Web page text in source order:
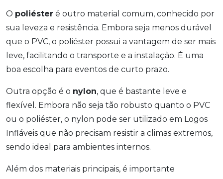
O poliéster é outro material comum, conhecido por
sua leveza e resistência. Embora seja menos durável
que o PVC, o poliéster possui a vantagem de ser mais
leve, facilitando o transporte e a instalação. É uma
boa escolha para eventos de curto prazo.
Outra opção é o nylon, que é bastante leve e
flexível. Embora não seja tão robusto quanto o PVC
ou o poliéster, o nylon pode ser utilizado em Logos
Infláveis que não precisam resistir a climas extremos,
sendo ideal para ambientes internos.
Além dos materiais principais, é importante